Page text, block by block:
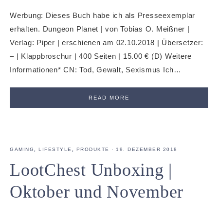
Werbung: Dieses Buch habe ich als Presseexemplar
erhalten. Dungeon Planet | von Tobias O. Meißner |
Verlag: Piper | erschienen am 02.10.2018 | Übersetzer:
– | Klappbroschur | 400 Seiten | 15.00 € (D) Weitere
Informationen* CN: Tod, Gewalt, Sexismus Ich…
READ MORE
GAMING LIFESTYLE PRODUKTE · 19. DEZEMBER 2018
LootChest Unboxing |
Oktober und November